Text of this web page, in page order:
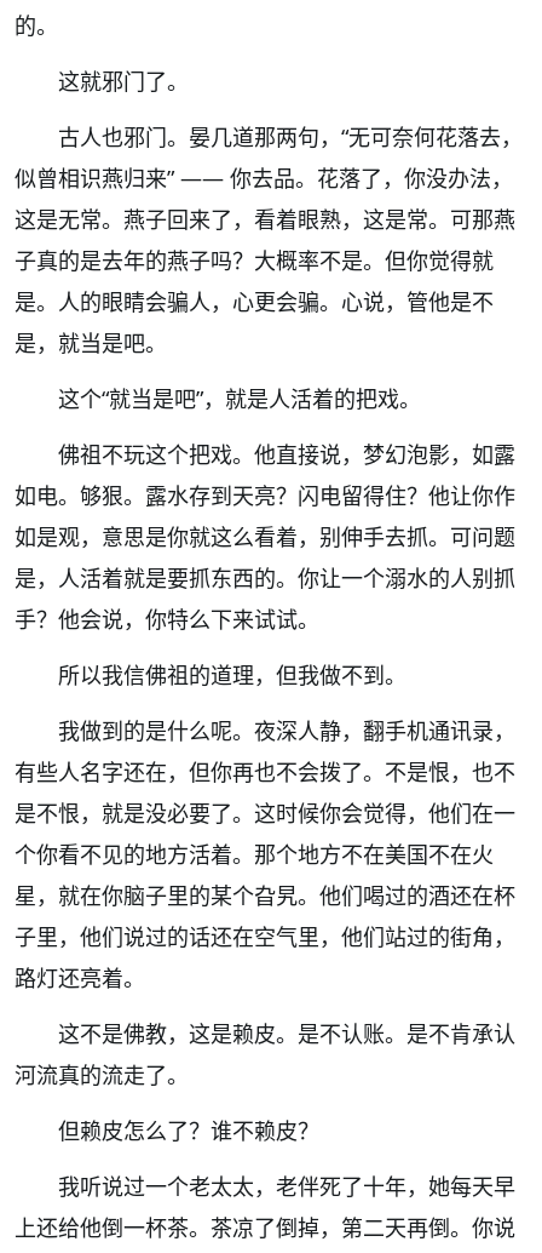
的。
这就邪门了。
古人也邪门。晏几道那两句，“无可奈何花落去，
似曾相识燕归来” —— 你去品。花落了，你没办法，
这是无常。燕子回来了，看着眼熟，这是常。可那燕
子真的是去年的燕子吗？大概率不是。但你觉得就
是。人的眼睛会骗人，心更会骗。心说，管他是不
是，就当是吧。
这个“就当是吧”，就是人活着的把戏。
佛祖不玩这个把戏。他直接说，梦幻泡影，如露
如电。够狠。露水存到天亮？闪电留得住？他让你作
如是观，意思是你就这么看着，别伸手去抓。可问题
是，人活着就是要抓东西的。你让一个溺水的人别抓
手？他会说，你特么下来试试。
所以我信佛祖的道理，但我做不到。
我做到的是什么呢。夜深人静，翻手机通讯录，
有些人名字还在，但你再也不会拨了。不是恨，也不
是不恨，就是没必要了。这时候你会觉得，他们在一
个你看不见的地方活着。那个地方不在美国不在火
星，就在你脑子里的某个旮旯。他们喝过的酒还在杯
子里，他们说过的话还在空气里，他们站过的街角，
路灯还亮着。
这不是佛教，这是赖皮。是不认账。是不肯承认
河流真的流走了。
但赖皮怎么了？谁不赖皮？
我听说过一个老太太，老伴死了十年，她每天早
上还给他倒一杯茶。茶凉了倒掉，第二天再倒。你说